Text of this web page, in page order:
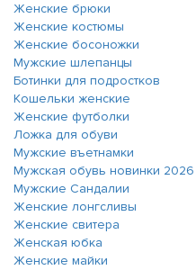
Женские брюки
Женские костюмы
Женские босоножки
Мужские шлепанцы
Ботинки для подростков
Кошельки женские
Женские футболки
Ложка для обуви
Мужские въетнамки
Мужская обувь новинки 2026
Мужские Сандалии
Женские лонгсливы
Женские свитера
Женская юбка
Женские майки